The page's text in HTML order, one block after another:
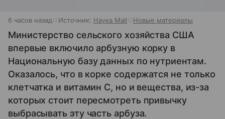
6 часов назад Источник: Наука Mail Новые материалы
Министерство сельского хозяйства США
впервые включило арбузную корку в
Национальную базу данных по нутриентам.
Оказалось, что в корке содержатся не только
клетчатка и витамин С, но и вещества, из-за
которых стоит пересмотреть привычку
выбрасывать эту часть арбуза.